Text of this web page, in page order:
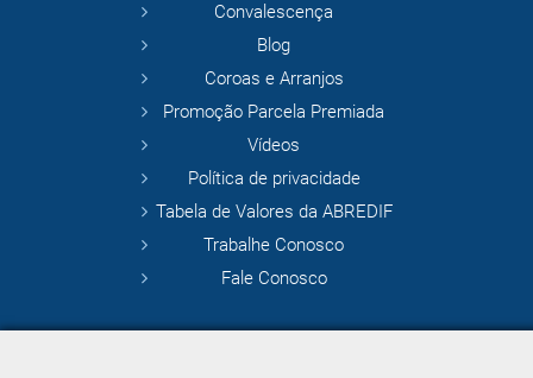
Convalescença
Blog
Coroas e Arranjos
Promoção Parcela Premiada
Vídeos
Política de privacidade
Tabela de Valores da ABREDIF
Trabalhe Conosco
Fale Conosco